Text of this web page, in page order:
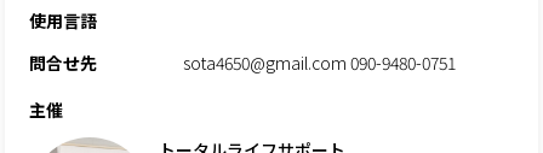
使用言語
問合せ先
sota4650@gmail.com 090-9480-0751
主催